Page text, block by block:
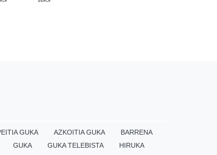
GUKA AZKOITIA GUKA
BARRENA
GUKA GUKA TELEBISTA
HIRUKA